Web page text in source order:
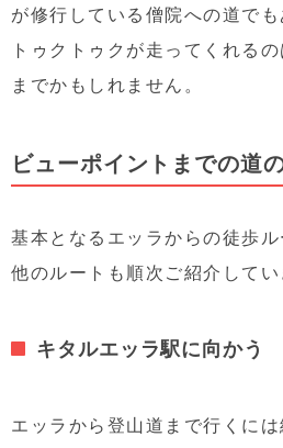
が修行している僧院への道で
トゥクトゥクが走ってくれる
までかもしれません。
ビューポイントまでの道
基本となるエッラからの徒歩ル
他のルートも順次ご紹介してい
キタルエッラ駅に向かう
エッラから登山道まで行くに